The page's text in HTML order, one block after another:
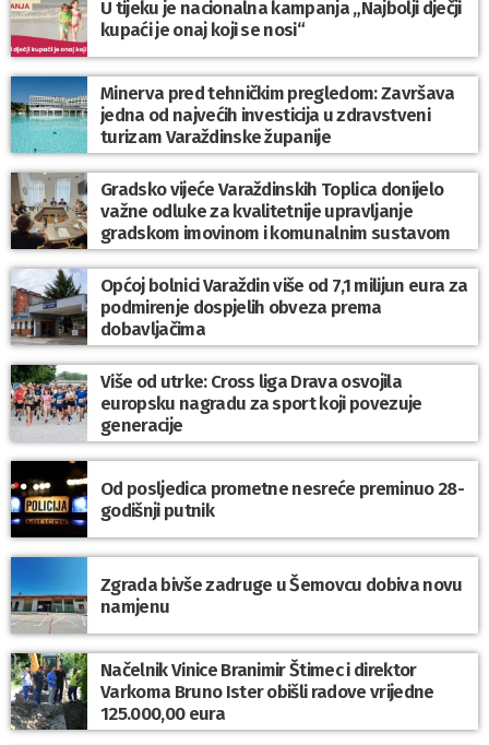
U tijeku je nacionalna kampanja „Najbolji dječji
kupaći je onaj koji se nosi“
Minerva pred tehničkim pregledom: Završava
jedna od najvećih investicija u zdravstveni
turizam Varaždinske županije
Gradsko vijeće Varaždinskih Toplica donijelo
važne odluke za kvalitetnije upravljanje
gradskom imovinom i komunalnim sustavom
Općoj bolnici Varaždin više od 7,1 milijun eura za
podmirenje dospjelih obveza prema
dobavljačima
Više od utrke: Cross liga Drava osvojila
europsku nagradu za sport koji povezuje
generacije
Od posljedica prometne nesreće preminuo 28-
godišnji putnik
Zgrada bivše zadruge u Šemovcu dobiva novu
namjenu
Načelnik Vinice Branimir Štimec i direktor
Varkoma Bruno Ister obišli radove vrijedne
125.000,00 eura